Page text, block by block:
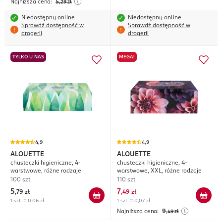
Najniższa cena: 5,29 zł
Niedostępny online
Sprawdź dostępność w
drogerii
Niedostępny online
Sprawdź dostępność w
drogerii
TYLKO U NAS
4,9
ALOUETTE
chusteczki higieniczne, 4-
warstwowe, różne rodzaje
100 szt.
5,79 zł
1 szt. = 0,06 zł
MEGA!
4,9
ALOUETTE
chusteczki higieniczne, 4-
warstwowe, XXL, różne rodzaje
110 szt.
7,49 zł
1 szt. = 0,07 zł
Najniższa cena: 9,49 zł